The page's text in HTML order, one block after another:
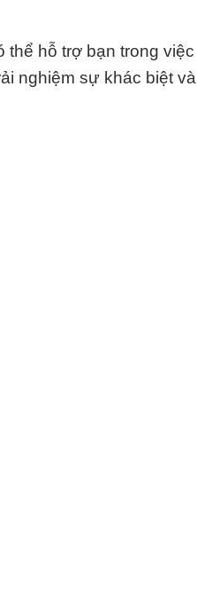
thể hỗ trợ bạn trong việc
nghiệm sự khác biệt và